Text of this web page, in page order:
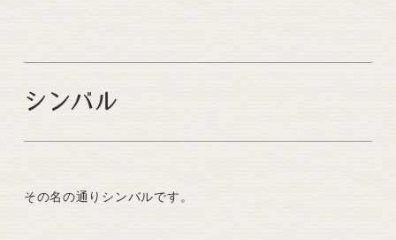
シンバル
その名の通りシンバルです。